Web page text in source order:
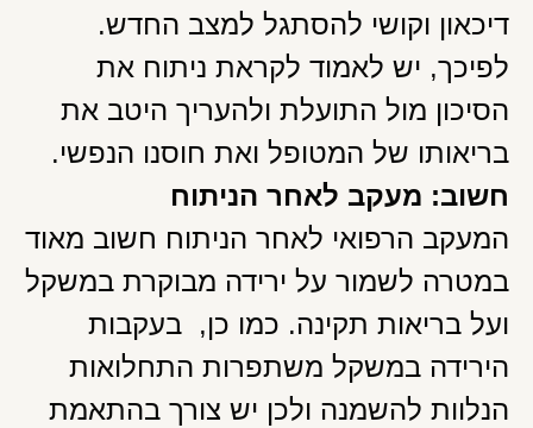
דיכאון וקושי להסתגל למצב החדש.
לפיכך, יש לאמוד לקראת ניתוח את
הסיכון מול התועלת ולהעריך היטב את
בריאותו של המטופל ואת חוסנו הנפשי.
חשוב: מעקב לאחר הניתוח
המעקב הרפואי לאחר הניתוח חשוב מאוד
במטרה לשמור על ירידה מבוקרת במשקל
ועל בריאות תקינה. כמו כן, בעקבות
הירידה במשקל משתפרות התחלואות
הנלוות להשמנה ולכן יש צורך בהתאמת